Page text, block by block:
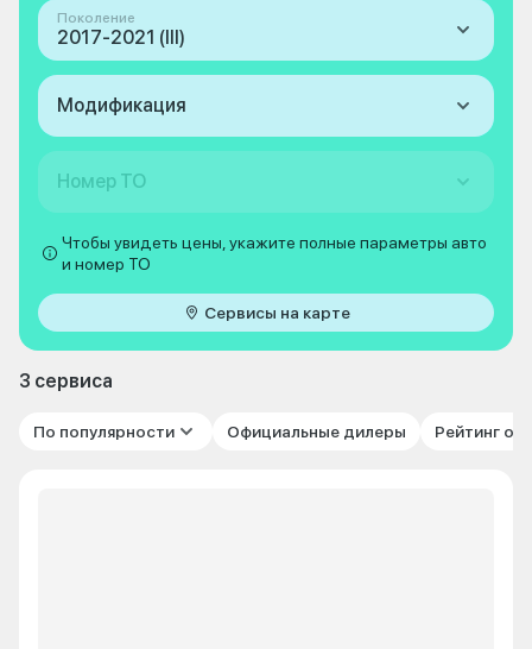
Поколение
2017-2021 (III)
Модификация
Номер ТО
Чтобы увидеть цены, укажите полные параметры авто
и номер ТО
Сервисы на карте
3 сервиса
По популярности Официальные дилеры Рейтинг